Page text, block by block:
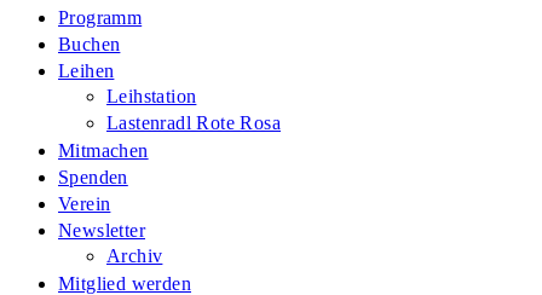
Programm
Buchen
Leihen
Leihstation
Lastenradl Rote Rosa
Mitmachen
Spenden
Verein
Newsletter
Archiv
Mitglied werden